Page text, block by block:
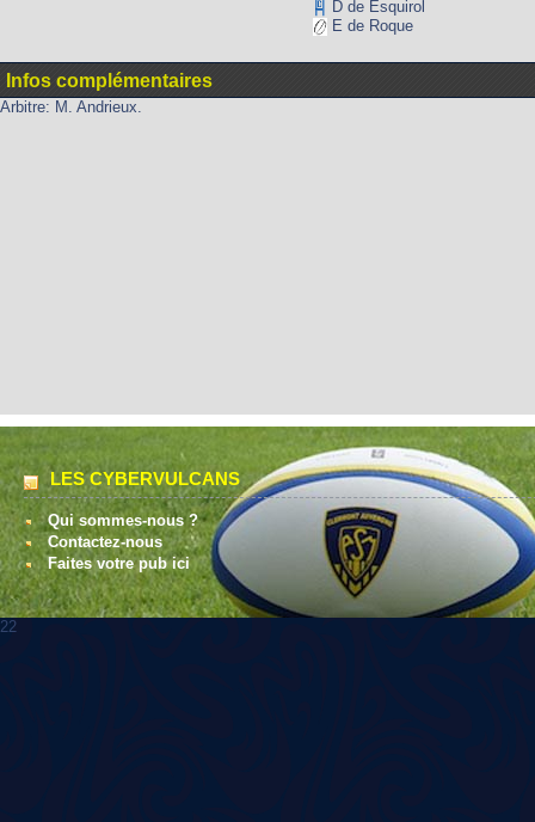
D de Esquirol
E de Roque
Infos complémentaires
Arbitre: M. Andrieux.
LES CYBERVULCANS
Qui sommes-nous ?
Contactez-nous
Faites votre pub ici
22